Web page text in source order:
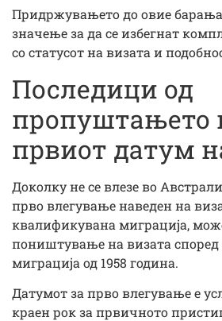
Придржувањето до овие
значење за да се избегнат
со статусот на визата и
Последици од
пропуштањето
првиот датум
Доколку не се влезе во
прво влегување наведен на
квалификувана миграција,
поништување на визата според
миграција од 1958 година.
Датумот за прво влегување е
краен рок за првичното